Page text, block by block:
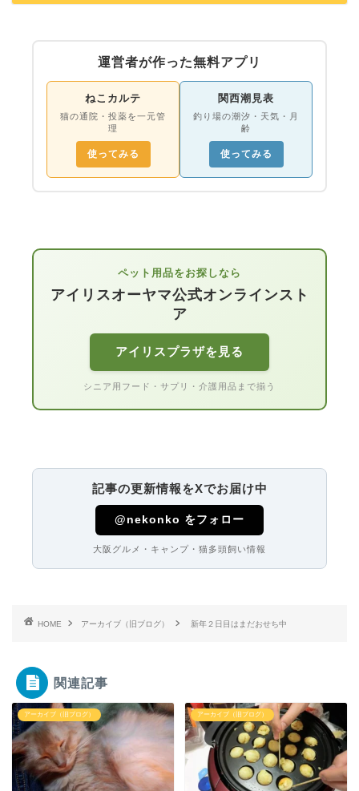
運営者が作った無料アプリ
ねこカルテ
猫の通院・投薬を一元管
理
使ってみる
関西潮見表
釣り場の潮汐・天気・月
齢
使ってみる
ペット用品をお探しなら
アイリスオーヤマ公式オンラインスト
ア
アイリスプラザを見る
シニア用フード・サプリ・介護用品まで揃う
記事の更新情報をXでお届け中
@nekonko をフォロー
大阪グルメ・キャンプ・猫多頭飼い情報
HOME アーカイブ（旧ブログ） 新年２日目はまだおせち中
関連記事
アーカイブ（旧ブログ） アーカイブ（旧ブログ）